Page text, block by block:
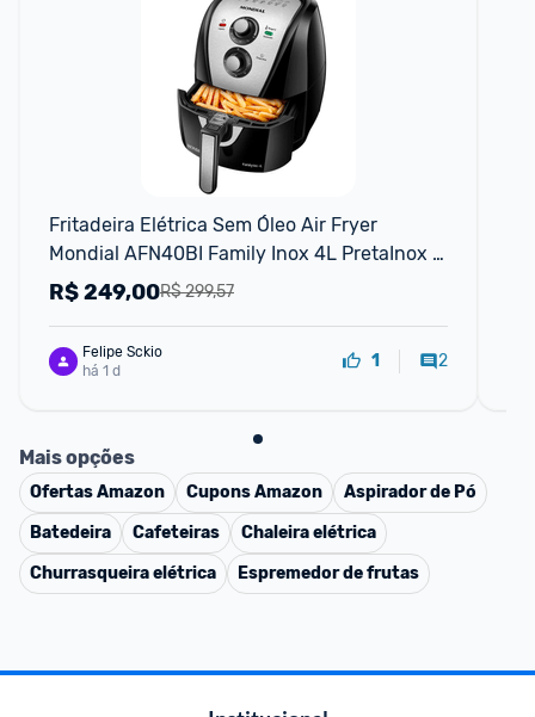
Fritadeira Elétrica Sem Óleo Air Fryer
Mondial AFN40BI Family Inox 4L PretaInox -
110V
R$ 299,57
R$249,00
Felipe Sckio
há 1 d
1 2
Mais opções
OfertasAmazon CuponsAmazon
Aspirador de Pó
Batedeira
Cafeteiras
Chaleira elétrica
Churrasqueira elétrica
Espremedor de frutas